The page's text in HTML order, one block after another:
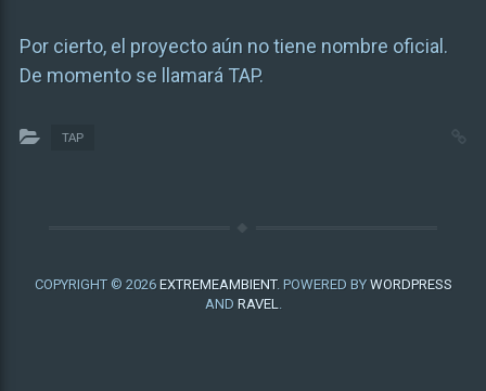
Por cierto, el proyecto aún no tiene nombre oficial.
De momento se llamará TAP.
TAP
COPYRIGHT © 2026 EXTREMEAMBIENT. POWERED BY WORDPRESS
AND RAVEL